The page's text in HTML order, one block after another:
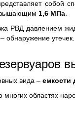
собой
1,6 МПа
РВД давлением
– обнаружение утечек.
вида – емкости
областях